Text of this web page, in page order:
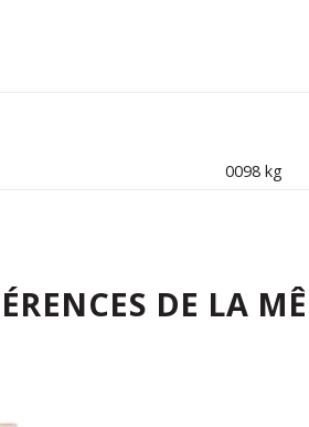
0098 kg
DE LA